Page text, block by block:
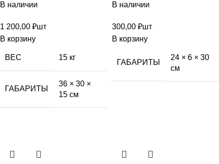
В наличии
1 200,00 ₽шт
В корзину
ВЕС 15 кг
ГАБАРИТЫ
36 × 30 ×
15 см
В наличии
300,00 ₽шт
В корзину
ГАБАРИТЫ
24 × 6 × 30
см